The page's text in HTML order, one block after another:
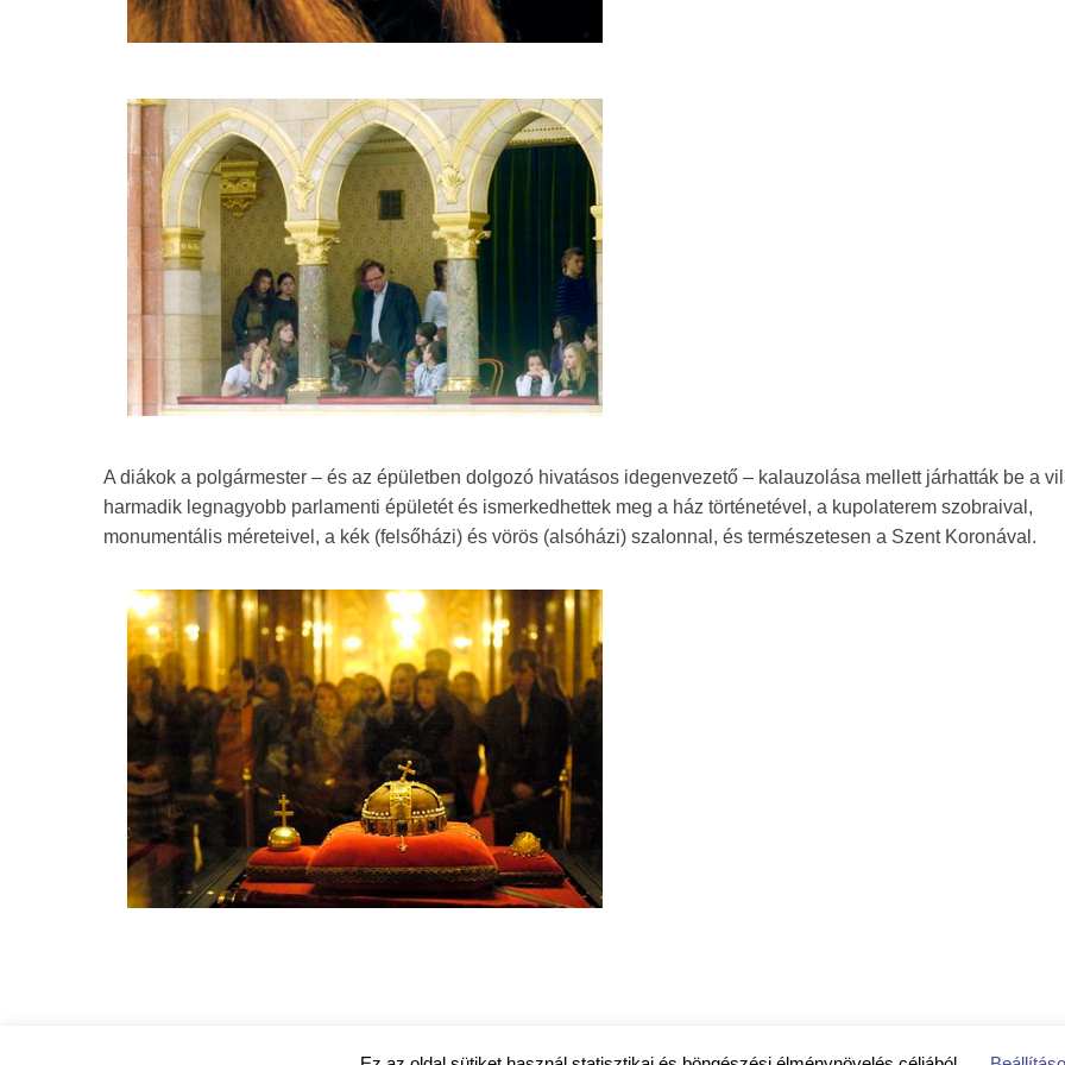
A diákok a polgármester – és az épületben dolgozó hivatásos idegenvezető – kalauzolása mellett járhatták be a
harmadik legnagyobb parlamenti épületét és ismerkedhettek meg a ház történetével, a kupolaterem szobraival,
monumentális méreteivel, a kék (felsőházi) és vörös (alsóházi) szalonnal, és természetesen a Szent Koronával.